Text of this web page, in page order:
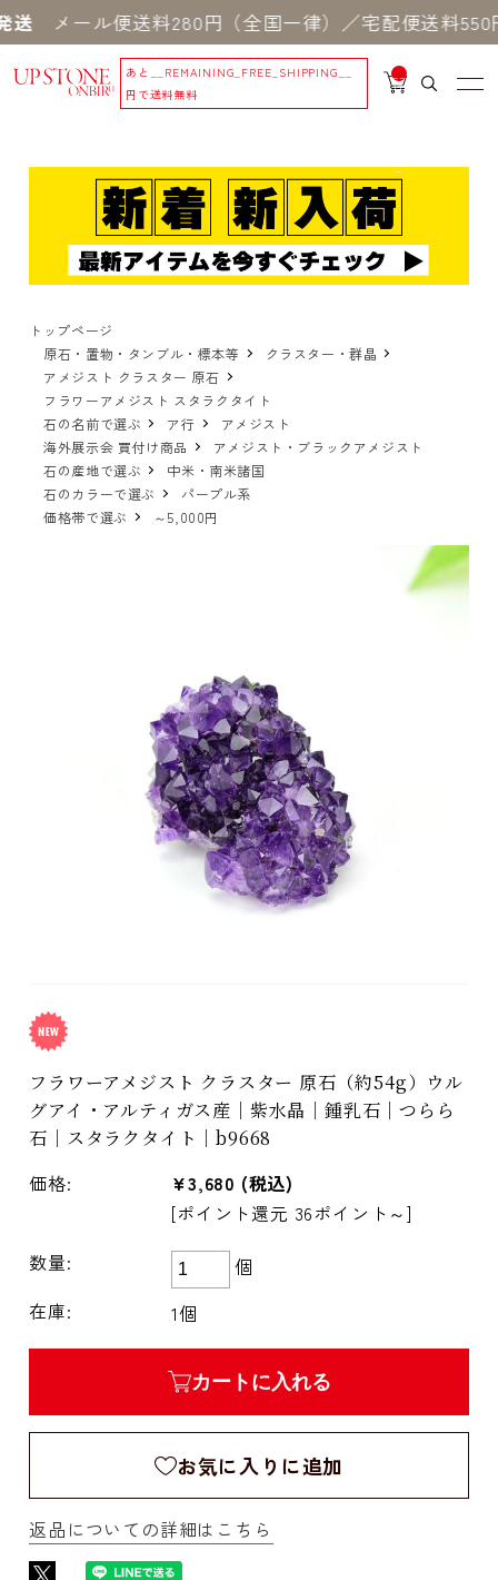
ル便送料280円（全国一律）／宅配便送料550円
あと
__REMAINING_FREE_SHIPPING__
円で送料無料
__
IT
_
トップページ
原石・置物・タンブル・標本等
クラスター・群晶
アメジスト クラスター 原石
フラワーアメジスト スタラクタイト
石の名前で選ぶ
ア行
アメジスト
海外展示会 買付け商品
アメジスト・ブラックアメジスト
石の産地で選ぶ
中米・南米諸国
石のカラーで選ぶ
パープル系
価格帯で選ぶ
～5,000円
フラワーアメジスト クラスター 原石（約54g）ウル
グアイ・アルティガス産｜紫水晶｜鍾乳石｜つらら
石｜スタラクタイト｜b9668
価格: ¥3,680 (税込)
[ポイント還元 36ポイント～]
数量:
個
在庫:
1個
カートに入れる
お気に入りに追加
返品についての詳細はこちら